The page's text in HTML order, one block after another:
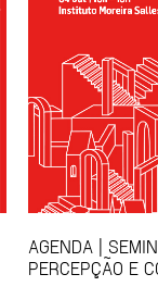
AGENDA |
PERCEPÇÃO E